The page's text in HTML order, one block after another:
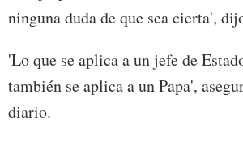
ninguna duda de que sea cierta',
'Lo que se aplica a un jefe de
también se aplica a un Papa',
diario.